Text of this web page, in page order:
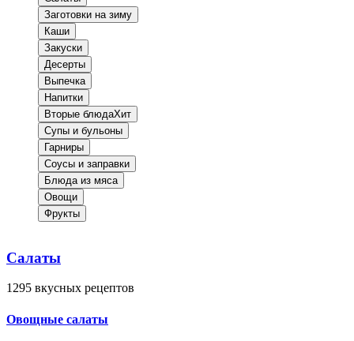
Заготовки на зиму
Каши
Закуски
Десерты
Выпечка
Напитки
Вторые блюдаХит
Супы и бульоны
Гарниры
Соусы и заправки
Блюда из мяса
Овощи
Фрукты
Салаты
1295 вкусных рецептов
Овощные салаты